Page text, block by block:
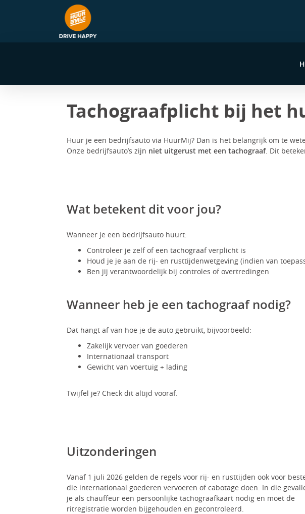
Tachograafplicht bij het
Huur je een bedrijfsauto via HuurMij? Dan is het belangrijk om te
Onze bedrijfsauto’s zijn niet uitgerust met een tachograaf. Dit
Wat betekent dit voor jou?
Wanneer je een bedrijfsauto huurt:
Controleer je zelf of een tachograaf verplicht is
Houd je je aan de rij- en rusttijdenwetgeving (indien van
Ben jij verantwoordelijk bij controles of overtredingen
Wanneer heb je een tachograaf nodig?
Dat hangt af van hoe je de auto gebruikt, bijvoorbeeld:
Zakelijk vervoer van goederen
Internationaal transport
Gewicht van voertuig + lading
Twijfel je? Check dit altijd vooraf.
Uitzonderingen
Vanaf 1 juli 2026 gelden de regels voor rij- en rusttijden ook voor
die internationaal goederen vervoeren of cabotage doen. In die
je als chauffeur een persoonlijke tachograafkaart nodig en moet de
ritregistratie worden bijgehouden en gecontroleerd.